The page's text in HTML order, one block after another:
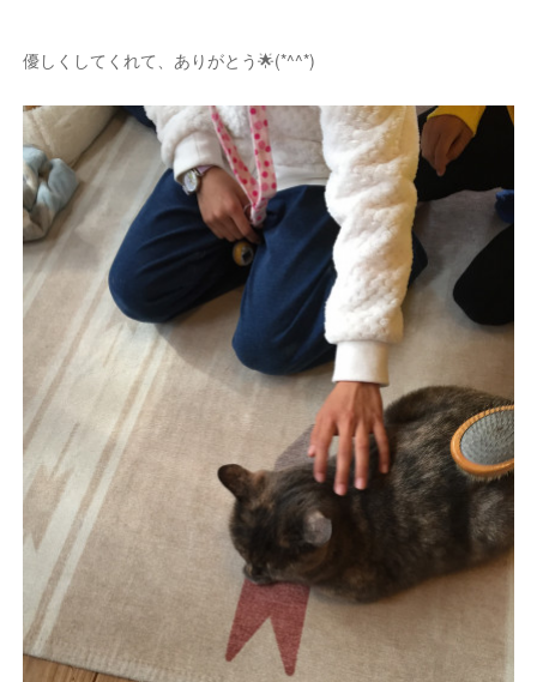
優しくしてくれて、ありがとう🌟(*^^*)